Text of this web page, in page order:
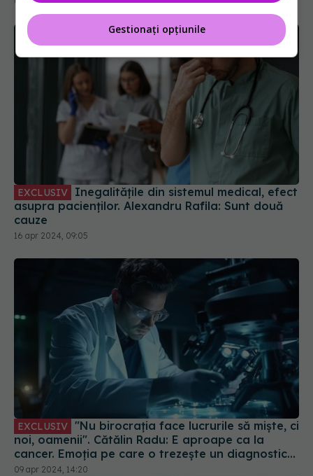
EXCLUSIV
asupra pacienților. Alexandru Rafila: Sunt două
cauze
16 apr 2024, 09:05
EXCLUSIV
noi, oamenii". Cătălin Radu: E aproape ca la
cancer. Emoția pe care o trezește un diagnostic
de cancer este incomparabil mai mare
09 apr 2024, 14:20
Gestionați opțiunile